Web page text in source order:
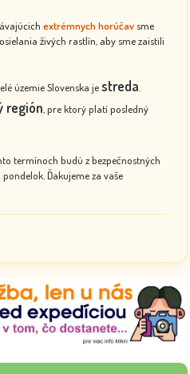
extrémnych horúčav sme
živých rastlín, aby sme zaistili
územie Slovenska jestreda
región , pre ktorý platí posledný
termínoch budú z bezpečnostných
Ďakujeme za vaše